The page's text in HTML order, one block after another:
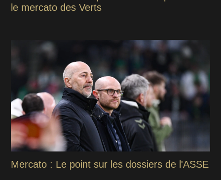
le mercato des Verts
Mercato : Le point sur les dossiers de l'ASSE